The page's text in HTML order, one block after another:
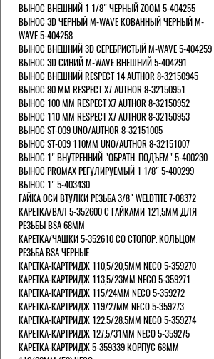
ВЫНОС ВНЕШНИЙ 1 1/8" ЧЕРНЫЙ ZOOM 5-404255
ВЫНОС 3D ЧЕРНЫЙ M-WAVE КОВАННЫЙ ЧЕРНЫЙ M-
WAVE 5-404258
ВЫНОС ВНЕШНИЙ 3D СЕРЕБРИСТЫЙ M-WAVE 5-404259
ВЫНОС 3D СИНИЙ M-WAVE ВНЕШНИЙ 5-404291
ВЫНОС ВНЕШНИЙ RESPECT 14 AUTHOR 8-32150945
ВЫНОС 80 ММ RESPECT Х7 AUTHOR 8-32150951
ВЫНОС 100 ММ RESPECT Х7 AUTHOR 8-32150952
ВЫНОС 110 ММ RESPECT Х7 AUTHOR 8-32150953
ВЫНОС ST-009 UNO/AUTHOR 8-32151005
ВЫНОС ST-009 110ММ UNO/AUTHOR 8-32151007
ВЫНОС 1" ВНУТРЕННИЙ "ОБРАТН. ПОДЪЕМ" 5-400230
ВЫНОС PROMAX РЕГУЛИРУЕМЫЙ 1 1/8" 5-400299
ВЫНОС 1" 5-403430
ГАЙКА ОСИ ВТУЛКИ РЕЗЬБА 3/8" WELDTITE 7-08372
КАРЕТКА/ВАЛ 5-352600 С ГАЙКАМИ 121,5ММ ДЛЯ
РЕЗЬБЫ BSA 68ММ
КАРЕТКА/ЧАШКИ 5-352610 СО СТОПОР. КОЛЬЦОМ
РЕЗЬБА BSA ЧЕРНЫЕ
КАРЕТКА-КАРТРИДЖ 110,5/20,5ММ NECO 5-359270
КАРЕТКА-КАРТРИДЖ 113,5/23ММ NECO 5-359271
КАРЕТКА-КАРТРИДЖ 115/24ММ NECO 5-359272
КАРЕТКА-КАРТРИДЖ 119/27ММ NECO 5-359273
КАРЕТКА-КАРТРИДЖ 122.5/28.5ММ NECO 5-359274
КАРЕТКА-КАРТРИДЖ 127.5/31ММ NECO 5-359275
КАРЕТКА-КАРТРИДЖ 5-359339 КОРПУС 68ММ